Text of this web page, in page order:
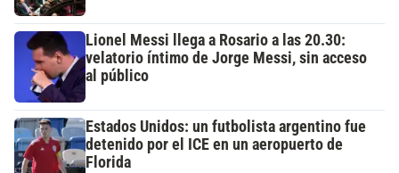
Lionel Messi llega a Rosario a las 20.30:
velatorio íntimo de Jorge Messi, sin acceso
al público
Estados Unidos: un futbolista argentino fue
detenido por el ICE en un aeropuerto de
Florida